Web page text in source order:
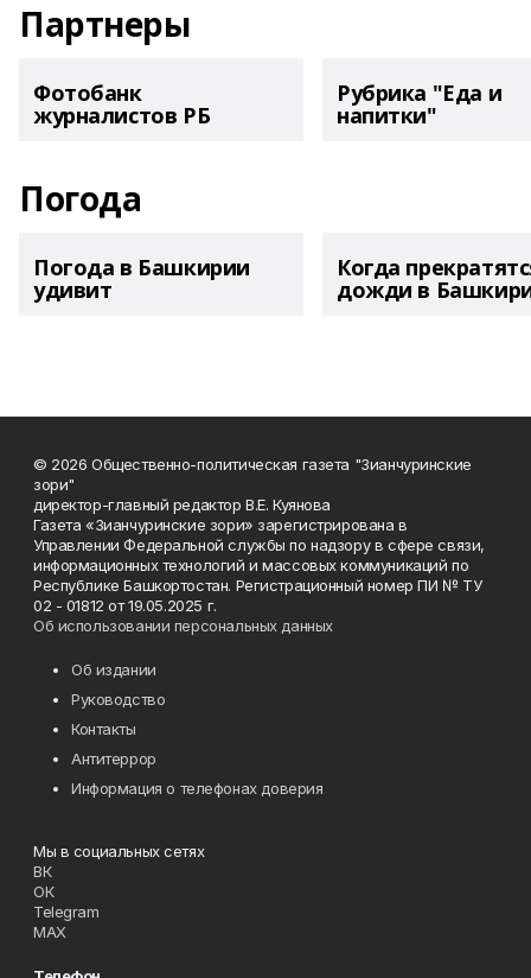
Партнеры
Фотобанк
журналистов РБ
Рубрика "Еда и
напитки"
Погода
Погода в Башкирии
удивит
Когда
дожди в
© 2026 Общественно-политическая газета "Зианчуринские
зори"
директор-главный редактор В.Е. Куянова
Газета «Зианчуринские зори» зарегистрирована в
Управлении Федеральной службы по надзору в сфере связи,
информационных технологий и массовых коммуникаций по
Республике Башкортостан. Регистрационный номер ПИ № ТУ
02 - 01812 от 19.05.2025 г.
Об использовании персональных данных
Об издании
Руководство
Контакты
Антитеррор
Информация о телефонах доверия
Мы в социальных сетях
ВК
ОК
Telegram
MAX